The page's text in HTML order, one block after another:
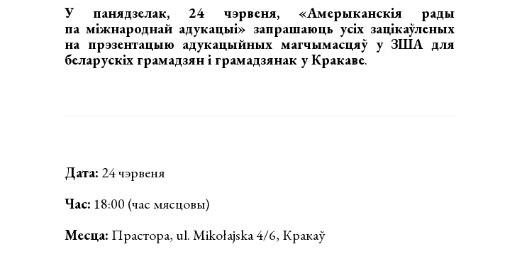
У панядзелак, 24 чэрвеня, «Амерыканскія рады
па міжнароднай адукацыі» запрашаюць усіх зацікаўленых
на прэзентацыю адукацыйных магчымасцяў у ЗША для
беларускіх грамадзян і грамадзянак у Кракаве.
Дата: 24 чэрвеня
Час: 18:00 (час мясцовы)
Месца: Прастора, ul. Mikołajska 4/6, Кракаў